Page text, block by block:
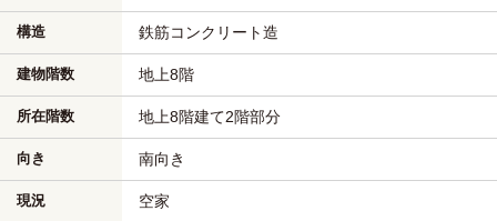
構造 鉄筋コンクリート造
建物階数 地上8階
所在階数 地上8階建て2階部分
向き 南向き
現況 空家